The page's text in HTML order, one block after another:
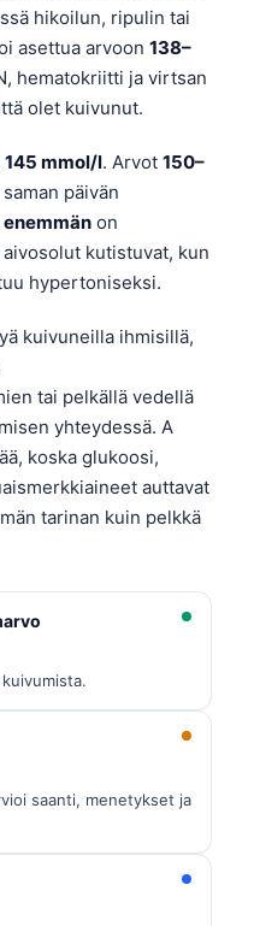
hikoilun, ripulin tai
asettua arvoon 138–
hematokriitti ja virtsan
olet kuivunut.
145 mmol/l. Arvot 150–
päivän
on
kutistuvat, kun
hypertoniseksi.
kuivuneilla ihmisillä,
tai pelkällä vedellä
yhteydessä. A
koska glukoosi,
auttavat
tarinan kuin pelkkä
saanti, menetykset ja